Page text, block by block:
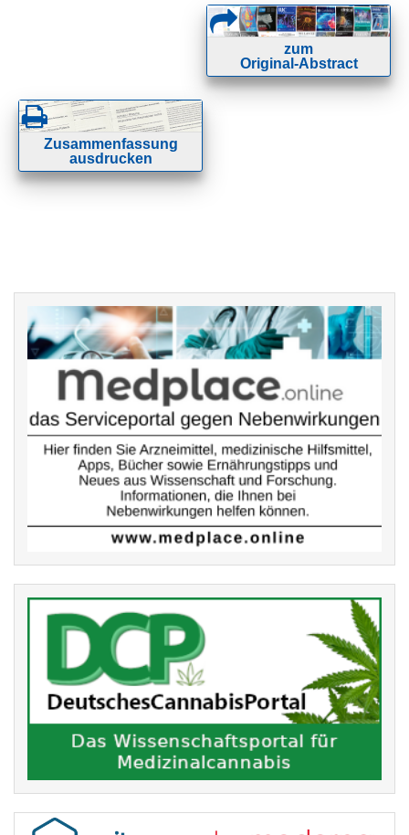
zum
Original-Abstract
Zusammenfassung
ausdrucken